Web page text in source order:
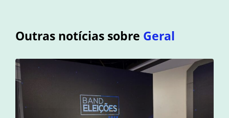
Outras notícias sobre Geral